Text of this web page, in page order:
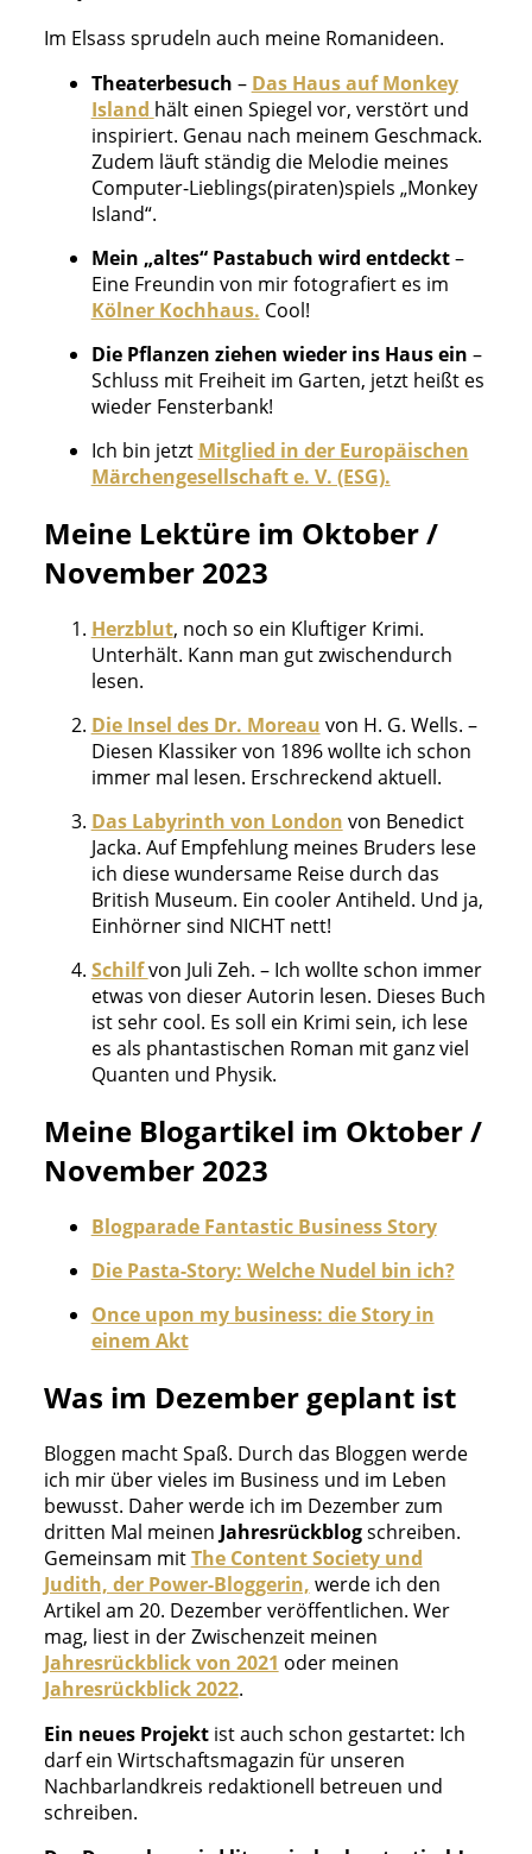
Im Elsass sprudeln auch meine Romanideen.
Theaterbesuch – Das Haus auf Monkey
Island hält einen Spiegel vor, verstört und
inspiriert. Genau nach meinem Geschmack.
Zudem läuft ständig die Melodie meines
Computer-Lieblings(piraten)spiels „Monkey
Island“.
Mein „altes“ Pastabuch wird entdeckt–
Eine Freundin von mir fotografiert es im
Kölner Kochhaus. Cool!
Die Pflanzen ziehen wieder ins Haus ein –
Schluss mit Freiheit im Garten, jetzt heißt es
wieder Fensterbank!
Ich bin jetzt Mitglied in der Europäischen
Märchengesellschaft e. V. (ESG).
Meine Lektüre im Oktober /
November 2023
Herzblut, noch so ein Kluftiger Krimi.
Unterhält. Kann man gut zwischendurch
lesen.
Die Insel des Dr. Moreau von H. G. Wells. –
Diesen Klassiker von 1896 wollte ich schon
immer mal lesen. Erschreckend aktuell.
Das Labyrinth von London von Benedict
Jacka. Auf Empfehlung meines Bruders lese
ich diese wundersame Reise durch das
British Museum. Ein cooler Antiheld. Und ja,
Einhörner sind NICHT nett!
Schilfvon Juli Zeh. – Ich wollte schon immer
etwas von dieser Autorin lesen. Dieses Buch
ist sehr cool. Es soll ein Krimi sein, ich lese
es als phantastischen Roman mit ganz viel
Quanten und Physik.
Meine Blogartikel im Oktober /
November 2023
Blogparade Fantastic Business Story
Die Pasta-Story: Welche Nudel bin ich?
Once upon my business: die Story in
einem Akt
Was im Dezember geplant ist
Bloggen macht Spaß. Durch das Bloggen werde
ich mir über vieles im Business und im Leben
bewusst. Daher werde ich im Dezember zum
dritten Mal meinen Jahresrückblogschreiben.
Gemeinsam mitThe Content Society und
Judith, der Power-Bloggerin, werde ich den
Artikel am 20. Dezember veröffentlichen. Wer
mag, liest in der Zwischenzeit meinen
Jahresrückblick von 2021 oder meinen
Jahresrückblick 2022.
Ein neues Projektist auch schon gestartet: Ich
darf ein Wirtschaftsmagazin für unseren
Nachbarlandkreis redaktionell betreuen und
schreiben.